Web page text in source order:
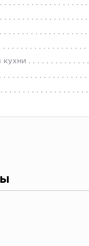
кухни
из которых
на заказ под